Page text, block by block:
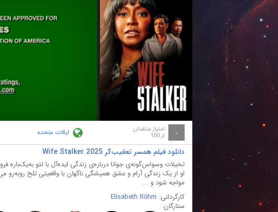
- امتیاز منتقدان
از 100 ایالات متحده
دانلود فیلم همسر تعقیب‌گر Wife Stalker 2025
تخیلات وسواس‌گونه‌ی جوانا درباره‌ی زندگی ایده‌آل با لئو به‌یک‌باره
او از یک زندگی آرام و عشق همیشگی ناگهان با واقعیتی تلخ روبه‌رو
مواجه شود و ...
کارگردانی: Elisabeth Röhm
ستارگان: